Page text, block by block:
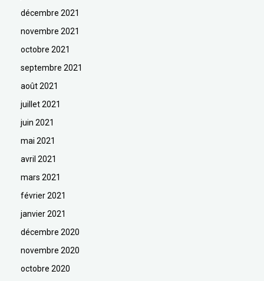
décembre 2021
novembre 2021
octobre 2021
septembre 2021
août 2021
juillet 2021
juin 2021
mai 2021
avril 2021
mars 2021
février 2021
janvier 2021
décembre 2020
novembre 2020
octobre 2020